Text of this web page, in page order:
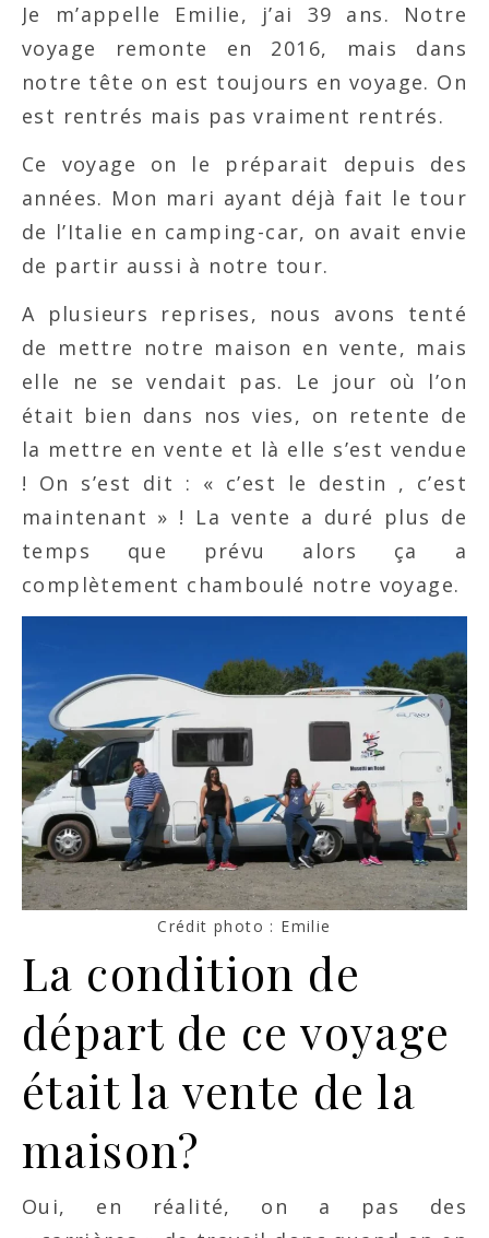
Je m’appelle Emilie, j’ai 39 ans. Notre
voyage remonte en 2016, mais dans
notre tête on est toujours en voyage. On
est rentrés mais pas vraiment rentrés.
Ce voyage on le préparait depuis des
années. Mon mari ayant déjà fait le tour
de l’Italie en camping-car, on avait envie
de partir aussi à notre tour.
A plusieurs reprises, nous avons tenté
de mettre notre maison en vente, mais
elle ne se vendait pas. Le jour où l’on
était bien dans nos vies, on retente de
la mettre en vente et là elle s’est vendue
! On s’est dit : « c’est le destin , c’est
maintenant » ! La vente a duré plus de
temps que prévu alors ça a
complètement chamboulé notre voyage.
Crédit photo : Emilie
La condition de
départ de ce voyage
était la vente de la
maison?
Oui, en réalité, on a pas des